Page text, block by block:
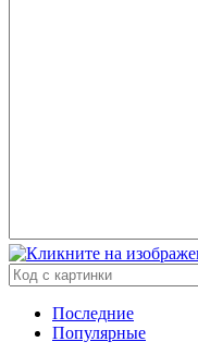
Последние
Популярные